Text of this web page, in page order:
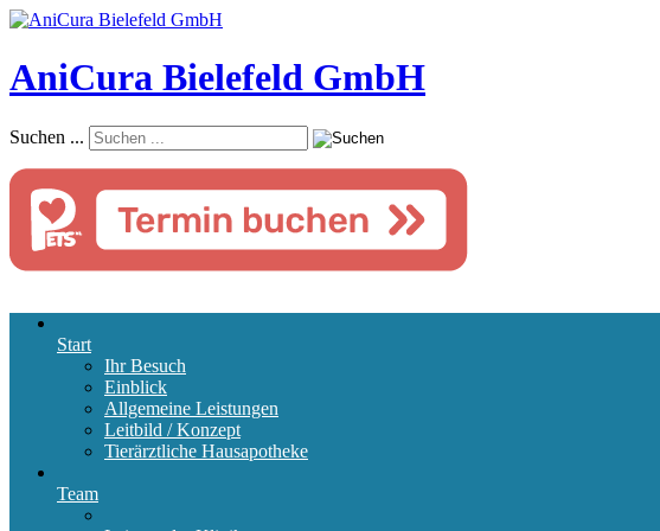
AniCura Bielefeld GmbH
Suchen ...
Start
Ihr Besuch
Einblick
Allgemeine Leistungen
Leitbild / Konzept
Tierärztliche Hausapotheke
Team